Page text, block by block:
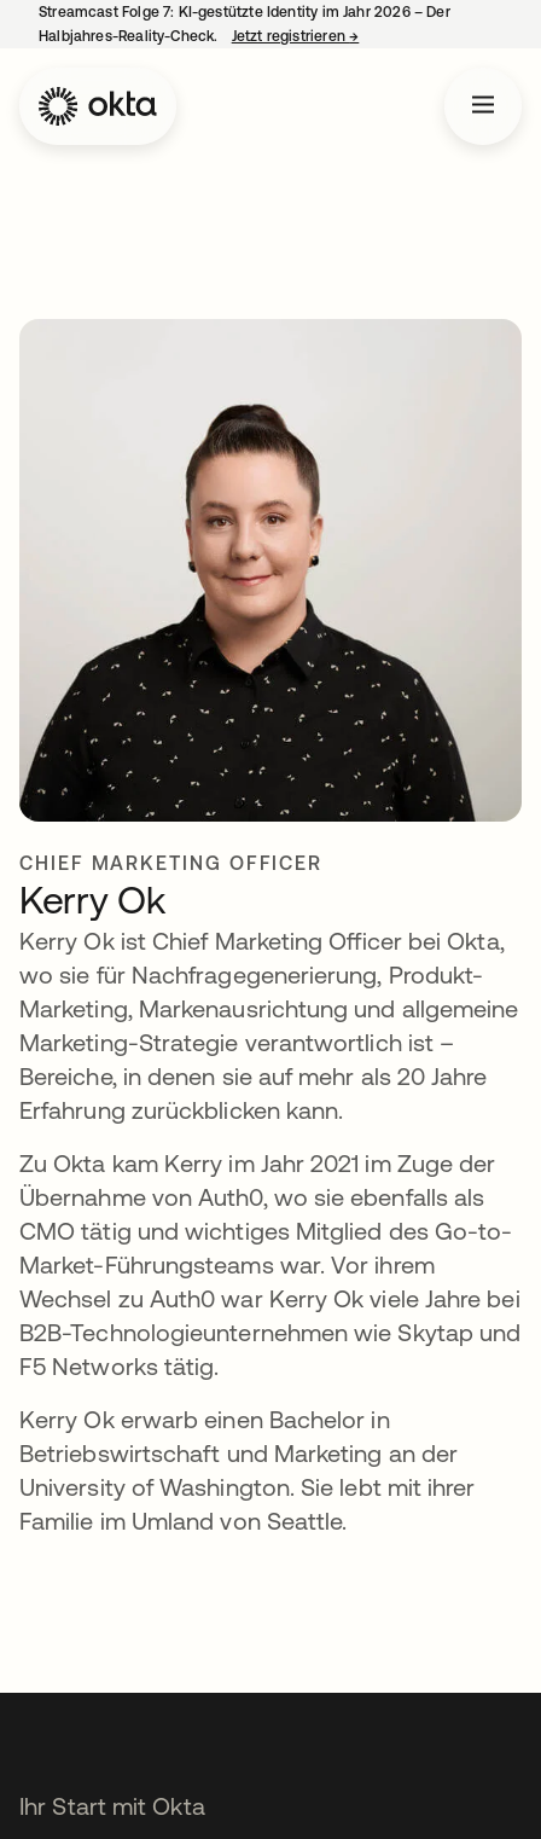
Streamcast Folge 7: KI-gestützte Identity im Jahr 2026 – Der
Halbjahres-Reality-Check.
Jetzt registrieren→
CHIEF MARKETING OFFICER
Kerry Ok
Kerry Ok ist Chief Marketing Officer bei Okta,
wo sie für Nachfragegenerierung, Produkt-
Marketing, Markenausrichtung und allgemeine
Marketing-Strategie verantwortlich ist –
Bereiche, in denen sie auf mehr als 20 Jahre
Erfahrung zurückblicken kann.
Zu Okta kam Kerry im Jahr 2021 im Zuge der
Übernahme von Auth0, wo sie ebenfalls als
CMO tätig und wichtiges Mitglied des Go-to-
Market-Führungsteams war. Vor ihrem
Wechsel zu Auth0 war Kerry Ok viele Jahre bei
B2B-Technologieunternehmen wie Skytap und
F5 Networks tätig.
Kerry Ok erwarb einen Bachelor in
Betriebswirtschaft und Marketing an der
University of Washington. Sie lebt mit ihrer
Familie im Umland von Seattle.
Ihr Start mit Okta